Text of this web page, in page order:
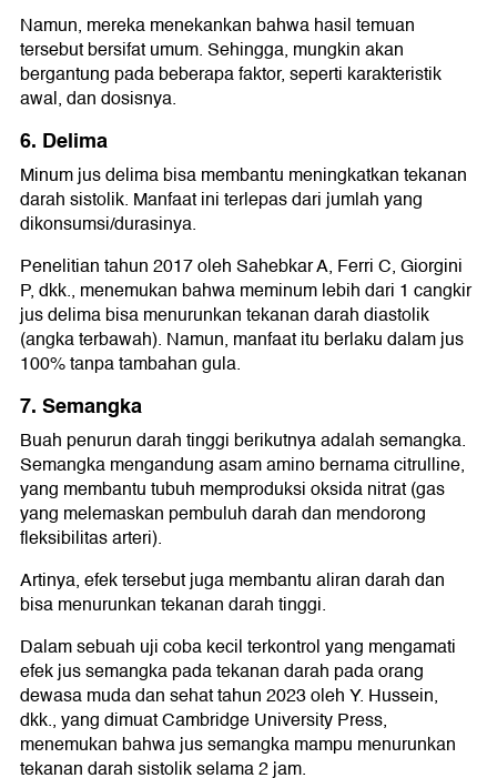
Namun, mereka menekankan bahwa hasil temuan
tersebut bersifat umum. Sehingga, mungkin akan
bergantung pada beberapa faktor, seperti karakteristik
awal, dan dosisnya.
6. Delima
Minum jus delima bisa membantu meningkatkan tekanan
darah sistolik. Manfaat ini terlepas dari jumlah yang
dikonsumsi/durasinya.
Penelitian tahun 2017 oleh Sahebkar A, Ferri C, Giorgini
P, dkk., menemukan bahwa meminum lebih dari 1 cangkir
jus delima bisa menurunkan tekanan darah diastolik
(angka terbawah). Namun, manfaat itu berlaku dalam jus
100% tanpa tambahan gula.
7. Semangka
Buah penurun darah tinggi berikutnya adalah semangka.
Semangka mengandung asam amino bernama citrulline,
yang membantu tubuh memproduksi oksida nitrat (gas
yang melemaskan pembuluh darah dan mendorong
fleksibilitas arteri).
Artinya, efek tersebut juga membantu aliran darah dan
bisa menurunkan tekanan darah tinggi.
Dalam sebuah uji coba kecil terkontrol yang mengamati
efek jus semangka pada tekanan darah pada orang
dewasa muda dan sehat tahun 2023 oleh Y. Hussein,
dkk., yang dimuat Cambridge University Press,
menemukan bahwa jus semangka mampu menurunkan
tekanan darah sistolik selama 2 jam.